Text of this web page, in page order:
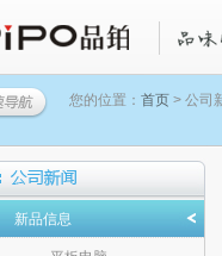
您的位置： 首页 > 公司
新品信息